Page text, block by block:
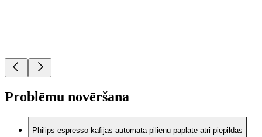
Problēmu novēršana
Philips espresso kafijas automāta pilienu paplāte ātri piepildās